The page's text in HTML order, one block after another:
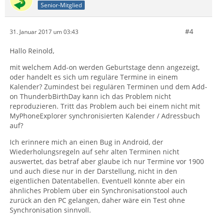
Senior-Mitglied
31. Januar 2017 um 03:43 #4
Hallo Reinold,
mit welchem Add-on werden Geburtstage denn angezeigt,
oder handelt es sich um reguläre Termine in einem
Kalender? Zumindest bei regulären Terminen und dem Add-
on ThunderbBirthDay kann ich das Problem nicht
reproduzieren. Tritt das Problem auch bei einem nicht mit
MyPhoneExplorer synchronisierten Kalender / Adressbuch
auf?
Ich erinnere mich an einen Bug in Android, der
Wiederholungsregeln auf sehr alten Terminen nicht
auswertet, das betraf aber glaube ich nur Termine vor 1900
und auch diese nur in der Darstellung, nicht in den
eigentlichen Datentabellen. Eventuell könnte aber ein
ähnliches Problem über ein Synchronisationstool auch
zurück an den PC gelangen, daher wäre ein Test ohne
Synchronisation sinnvoll.